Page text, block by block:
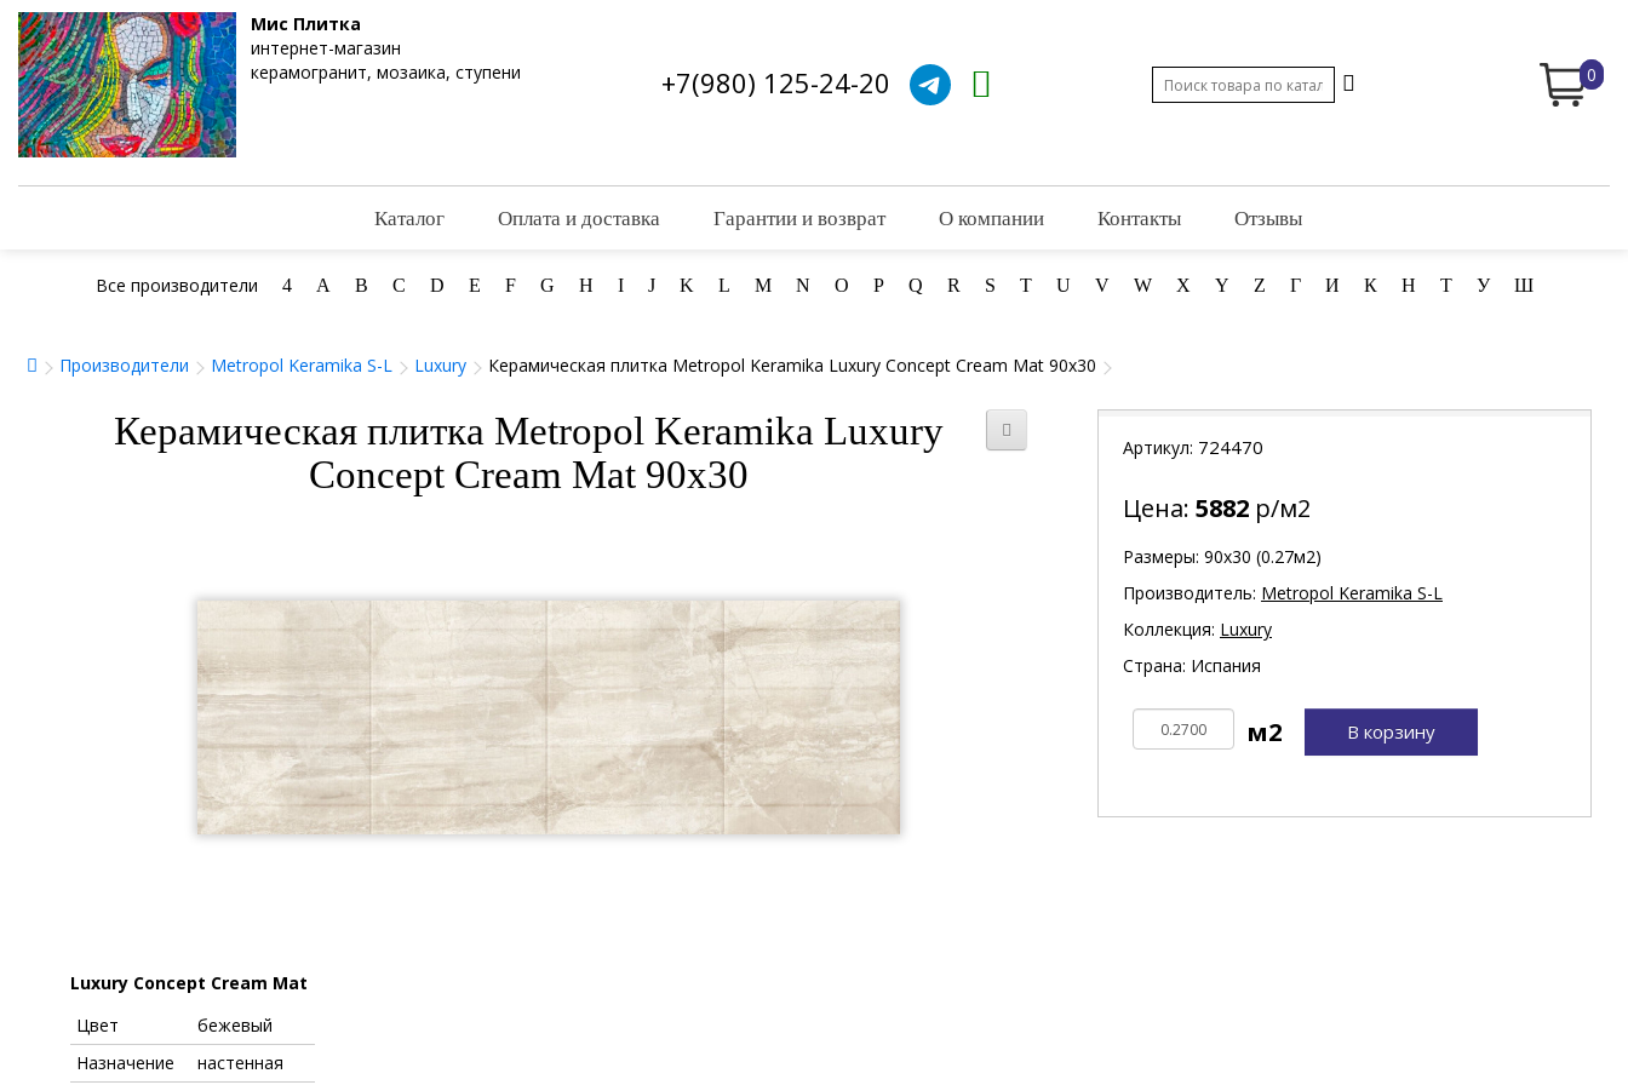
Мис Плитка
интернет-магазин
керамогранит, мозаика, ступени
+7(980) 125-24-20 0
Каталог Оплата и доставка Гарантии и возврат О компании Контакты Отзывы
Все производители 4 A B C D E F G H I J K L M N O P Q R S T U V W X Y Z Г И К Н Т У Ш
Производители Metropol Keramika S-L Luxury Керамическая плитка Metropol Keramika Luxury Concept Cream Mat 90x30
Керамическая плитка Metropol Keramika Luxury
Concept Cream Mat 90x30
Luxury Concept Cream Mat
Цвет
бежевый
Назначение
настенная
Артикул: 724470
Цена: 5882 р/м2
Размеры: 90х30 (0.27м2)
Производитель: Metropol Keramika S-L
Коллекция: Luxury
Страна: Испания
В корзину